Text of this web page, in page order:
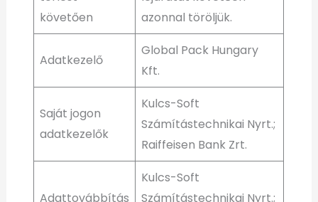
követően
azonnal töröljük.
Adatkezelő
Global Pack Hungary
Kft.
Saját jogon
adatkezelők
Kulcs-Soft
Számítástechnikai Nyrt.;
Raiffeisen Bank Zrt.
Adattovábbítás
Kulcs-Soft
Számítástechnikai Nyrt.;